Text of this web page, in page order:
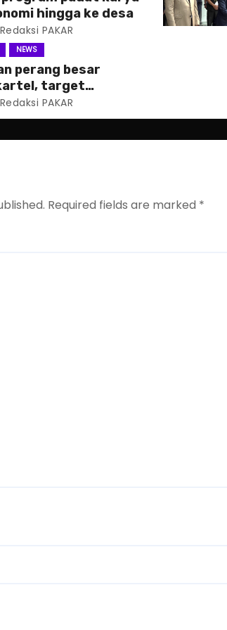
hingga ke desa
Redaksi PAKAR
NEWS
perang besar
target
Redaksi PAKAR
Required fields are marked *